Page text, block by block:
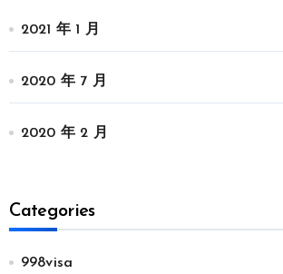
2021 年 1 月
2020 年 7 月
2020 年 2 月
Categories
998visa